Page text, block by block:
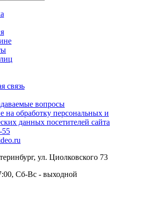
связь
вопросы
на обработку персональных и
данных посетителей сайта
55
ул. Циолковского 73
Сб-Вс - выходной